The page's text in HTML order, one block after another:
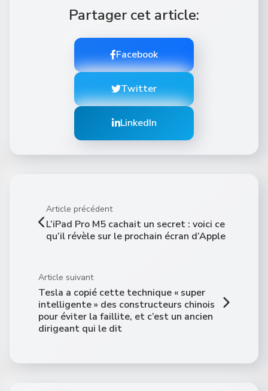
Partager cet article:
Facebook
Twitter
LinkedIn
Article précédent
L’iPad Pro M5 cachait un secret : voici ce
qu’il révèle sur le prochain écran d’Apple
Article suivant
Tesla a copié cette technique « super
intelligente » des constructeurs chinois
pour éviter la faillite, et c’est un ancien
dirigeant qui le dit